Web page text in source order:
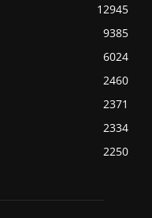
12945
9385
6024
2460
2371
2334
2250